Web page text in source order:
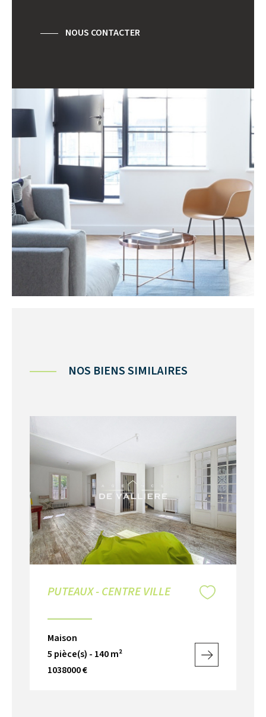
NOUS CONTACTER
NOS BIENS SIMILAIRES
PUTEAUX - CENTRE VILLE
Maison
5 pièce(s) - 140 m²
1038000 €